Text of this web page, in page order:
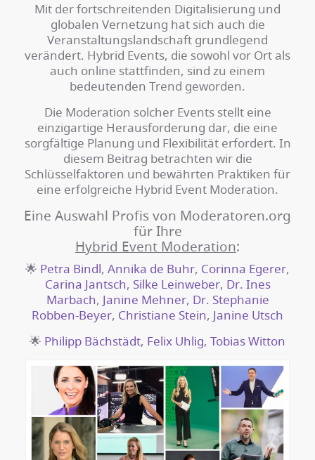
Mit der fortschreitenden Digitalisierung und
globalen Vernetzung hat sich auch die
Veranstaltungslandschaft grundlegend
verändert. Hybrid Events, die sowohl vor Ort als
auch online stattfinden, sind zu einem
bedeutenden Trend geworden.
Die Moderation solcher Events stellt eine
einzigartige Herausforderung dar, die eine
sorgfältige Planung und Flexibilität erfordert. In
diesem Beitrag betrachten wir die
Schlüsselfaktoren und bewährten Praktiken für
eine erfolgreiche Hybrid Event Moderation.
Eine Auswahl Profis von Moderatoren.org
für Ihre
Hybrid Event Moderation:
🌟 Petra Bindl, Annika de Buhr, Corinna Egerer,
Carina Jantsch, Silke Leinweber, Dr. Ines
Marbach, Janine Mehner, Dr. Stephanie
Robben-Beyer, Christiane Stein, Janine Utsch
🌟 Philipp Bächstädt, Felix Uhlig, Tobias Witton